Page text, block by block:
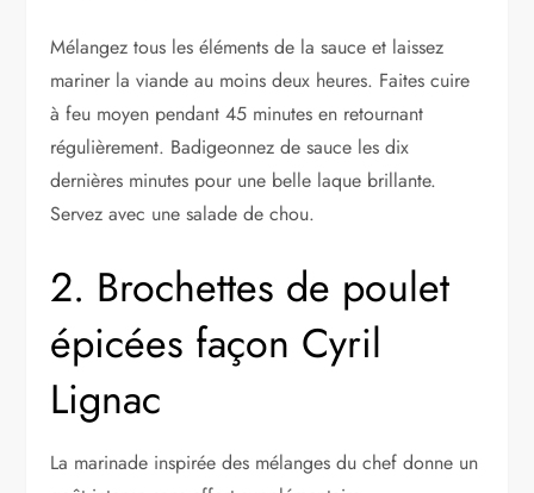
Mélangez tous les éléments de la sauce et laissez
mariner la viande au moins deux heures. Faites cuire
à feu moyen pendant 45 minutes en retournant
régulièrement. Badigeonnez de sauce les dix
dernières minutes pour une belle laque brillante.
Servez avec une salade de chou.
2. Brochettes de poulet
épicées façon Cyril
Lignac
La marinade inspirée des mélanges du chef donne un